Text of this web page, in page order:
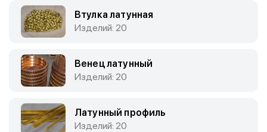
Втулка латунная
Изделий: 20
Венец латунный
Изделий: 20
Латунный профиль
Изделий: 20